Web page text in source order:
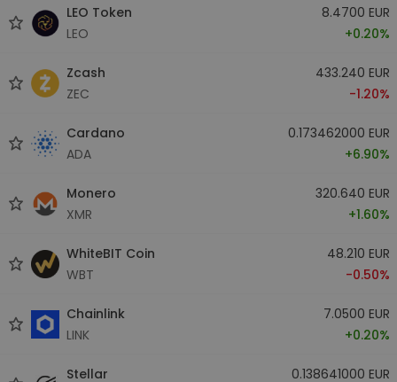
LEO Token
LEO
8.4700 EUR
+0.20%
Zcash
ZEC
433.240 EUR
-1.20%
Cardano
ADA
0.173462000 EUR
+6.90%
Monero
XMR
320.640 EUR
+1.60%
WhiteBIT Coin
WBT
48.210 EUR
-0.50%
Chainlink
LINK
7.0500 EUR
+0.20%
Stellar
0.138641000 EUR